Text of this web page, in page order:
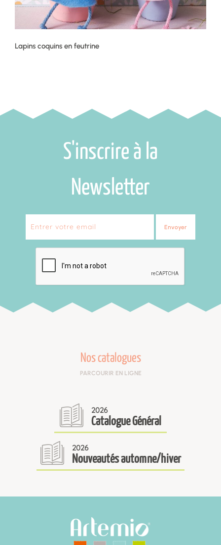
Lapins coquins en feutrine
S'inscrire à la
Newsletter
Envoyer
Nos catalogues
PARCOURIR EN LIGNE
2026
Catalogue Général
2026
Nouveautés automne/hiver